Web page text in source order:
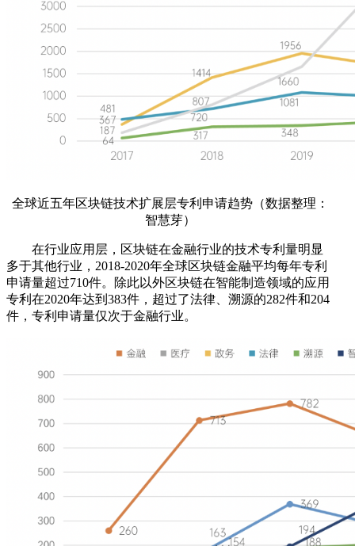
全球近五年区块链技术扩展层专利申请趋势（数据整理：
智慧芽）
在行业应用层，区块链在金融行业的技术专利量明显
多于其他行业，2018-2020年全球区块链金融平均每年专利
申请量超过710件。除此以外区块链在智能制造领域的应用
专利在2020年达到383件，超过了法律、溯源的282件和204
件，专利申请量仅次于金融行业。